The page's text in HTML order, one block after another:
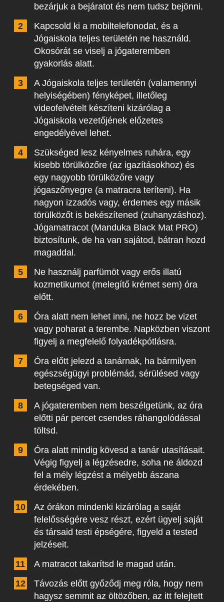
bezárjuk a bejáratot és nem tudsz bejönni.
Kapcsold ki a mobiltelefonodat, és a
Jógaiskola teljes területén ne használd.
Okosórát se viselj a jógateremben
gyakorlás alatt.
A Jógaiskola teljes területén (valamennyi
helyiségében) fényképet, illetőleg
videofelvételt készíteni kizárólag a
Jógaiskola vezetőjének előzetes
engedélyével lehet.
Szükséged lesz kényelmes ruhára, egy
kisebb törülközőre (az igazításokhoz) és
egy nagyobb törülközőre vagy
jógaszőnyegre (a matracra teríteni). Ha
nagyon izzadós vagy, érdemes egy másik
törülközőt is bekészítened (zuhanyzáshoz).
Jógamatracot (Manduka Black Mat PRO)
biztosítunk, de ha van sajátod, bátran hozd
magaddal.
Ne használj parfümöt vagy erős illatú
kozmetikumot (melegítő krémet sem) óra
előtt.
Óra alatt nem lehet inni, ne hozz be vizet
vagy poharat a terembe. Napközben viszont
figyelj a megfelelő folyadékpótlásra.
Óra előtt jelezd a tanárnak, ha bármilyen
egészségügyi problémád, sérülésed vagy
betegséged van.
A jógateremben nem beszélgetünk, az óra
előtti pár percet csendes ráhangolódással
töltsd.
Óra alatt mindig kövesd a tanár utasításait.
Végig figyelj a légzésedre, soha ne áldozd
fel a mély légzést a mélyebb ászana
érdekében.
Az órákon mindenki kizárólag a saját
felelősségére vesz részt, ezért ügyelj saját
és társaid testi épségére, figyeld a tested
jelzéseit.
A matracot takarítsd le magad után.
Távozás előtt győződj meg róla, hogy nem
hagysz semmit az öltözőben, az itt felejtett